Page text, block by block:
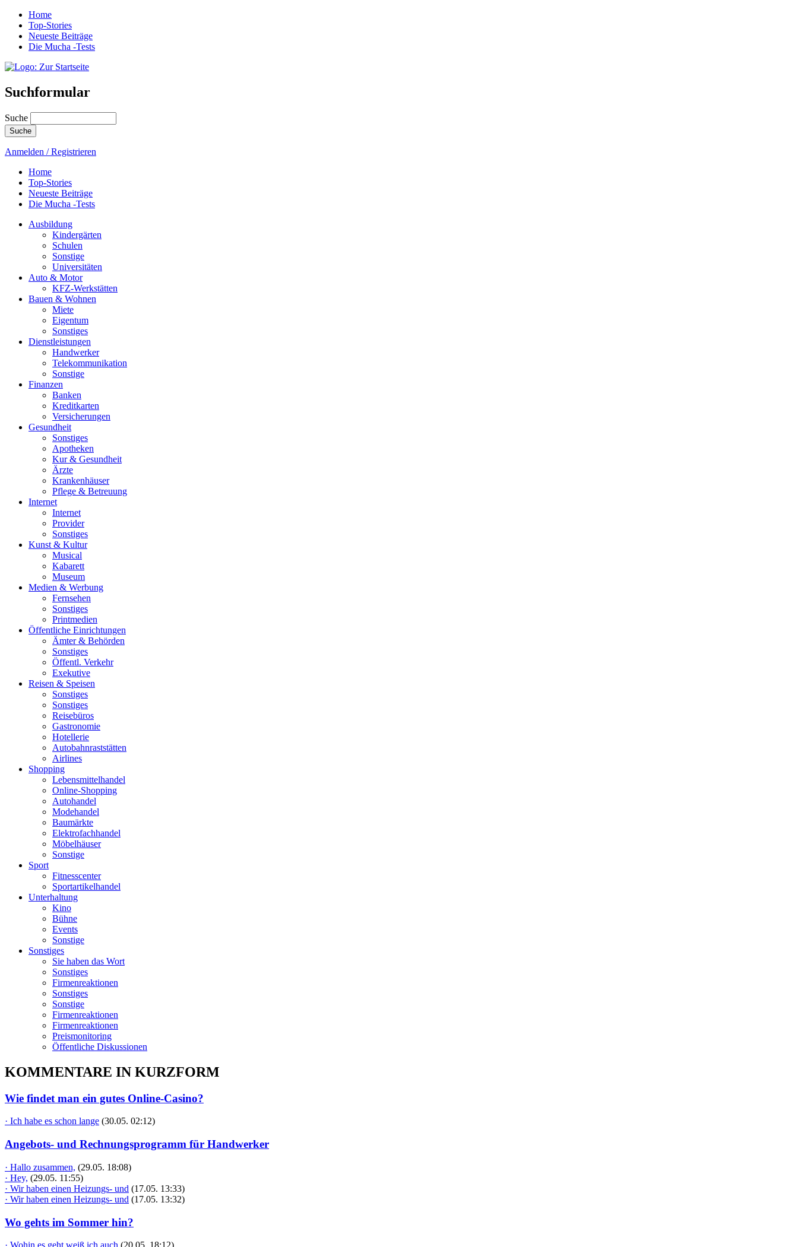
Home
Top-Stories
Neueste Beiträge
Die Mucha -Tests
Suchformular
Suche
Anmelden / Registrieren
Home
Top-Stories
Neueste Beiträge
Die Mucha -Tests
Ausbildung
Kindergärten
Schulen
Sonstige
Universitäten
Auto & Motor
KFZ-Werkstätten
Bauen & Wohnen
Miete
Eigentum
Sonstiges
Dienstleistungen
Handwerker
Telekommunikation
Sonstige
Finanzen
Banken
Kreditkarten
Versicherungen
Gesundheit
Sonstiges
Apotheken
Kur & Gesundheit
Ärzte
Krankenhäuser
Pflege & Betreuung
Internet
Internet
Provider
Sonstiges
Kunst & Kultur
Musical
Kabarett
Museum
Medien & Werbung
Fernsehen
Sonstiges
Printmedien
Öffentliche Einrichtungen
Ämter & Behörden
Sonstiges
Öffentl. Verkehr
Exekutive
Reisen & Speisen
Sonstiges
Sonstiges
Reisebüros
Gastronomie
Hotellerie
Autobahnraststätten
Airlines
Shopping
Lebensmittelhandel
Online-Shopping
Autohandel
Modehandel
Baumärkte
Elektrofachhandel
Möbelhäuser
Sonstige
Sport
Fitnesscenter
Sportartikelhandel
Unterhaltung
Kino
Bühne
Events
Sonstige
Sonstiges
Sie haben das Wort
Sonstiges
Firmenreaktionen
Sonstiges
Sonstige
Firmenreaktionen
Firmenreaktionen
Preismonitoring
Öffentliche Diskussionen
KOMMENTARE IN KURZFORM
Wie findet man ein gutes Online-Casino?
· Ich habe es schon lange (30.05. 02:12)
Angebots- und Rechnungsprogramm für Handwerker
· Hallo zusammen, (29.05. 18:08)
· Hey, (29.05. 11:55)
· Wir haben einen Heizungs- und (17.05. 13:33)
· Wir haben einen Heizungs- und (17.05. 13:32)
Wo gehts im Sommer hin?